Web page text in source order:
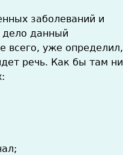
заболеваний и
дело данный
всего, уже определил,
речь. Как бы там ни